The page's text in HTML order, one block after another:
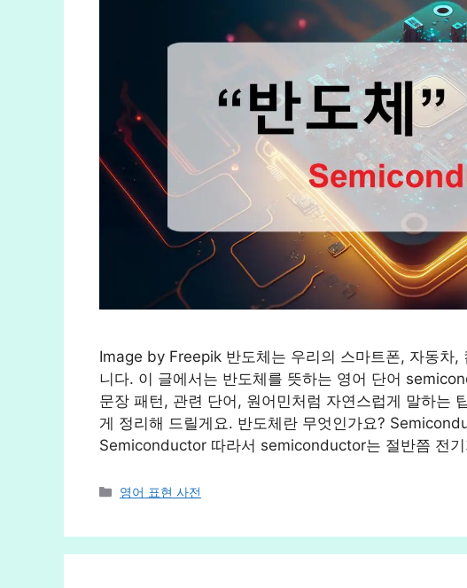
Image by Freepik 반도체는 우리의 스마트폰, 자동차,
니다. 이 글에서는 반도체를 뜻하는 영어 단어
문장 패턴, 관련 단어, 원어민처럼 자연스럽게 말하는
게 정리해 드릴게요. 반도체란 무엇인가요?
Semiconductor 따라서 semiconductor는 절반쯤 전
카
영어 표현 사전